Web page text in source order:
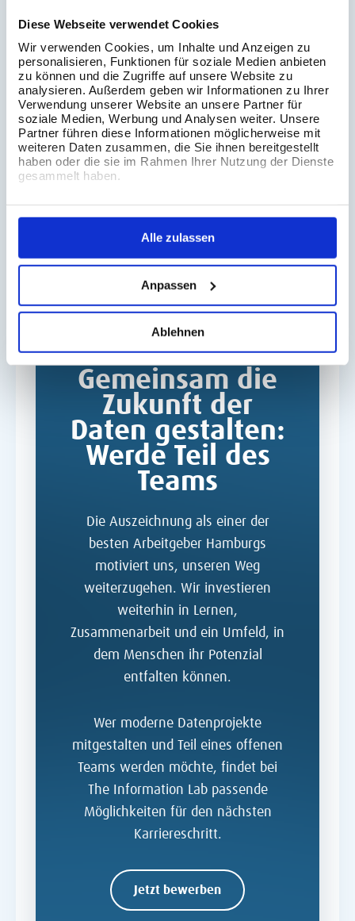
Diese Webseite verwendet Cookies
Wir verwenden Cookies, um Inhalte und Anzeigen zu
personalisieren, Funktionen für soziale Medien anbieten
zu können und die Zugriffe auf unsere Website zu
analysieren. Außerdem geben wir Informationen zu Ihrer
Verwendung unserer Website an unsere Partner für
soziale Medien, Werbung und Analysen weiter. Unsere
Partner führen diese Informationen möglicherweise mit
weiteren Daten zusammen, die Sie ihnen bereitgestellt
haben oder die sie im Rahmen Ihrer Nutzung der Dienste
gesammelt haben.
Alle zulassen
Anpassen
Ablehnen
Data Consultants.
So eröffnet The Data School neue Perspektiven
für Quereinsteiger:innen und
Berufseinsteiger:innen. Sie steht für ein
Verständnis von Talentförderung, das
fachliches Lernen, praktische Erfahrung und
persönliche Entwicklung verbindet.
Merh zu Data School→
Gemeinsam die
Zukunft der
Daten gestalten:
Werde Teil des
Teams
Die Auszeichnung als einer der
besten Arbeitgeber Hamburgs
motiviert uns, unseren Weg
weiterzugehen. Wir investieren
weiterhin in Lernen,
Zusammenarbeit und ein Umfeld, in
dem Menschen ihr Potenzial
entfalten können.
Wer moderne Datenprojekte
mitgestalten und Teil eines offenen
Teams werden möchte, findet bei
The Information Lab passende
Möglichkeiten für den nächsten
Karriereschritt.
Jetzt bewerben